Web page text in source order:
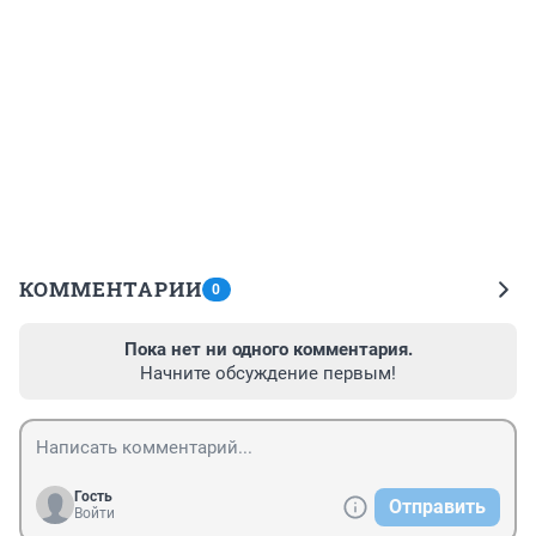
КОММЕНТАРИИ 0
Пока нет ни одного комментария.
Начните обсуждение первым!
Гость
Войти
Отправить